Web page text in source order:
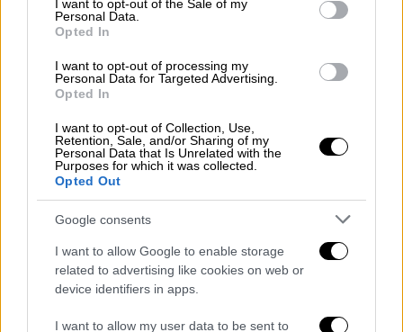
I want to opt-out of the Sale of my
Personal Data.
Opted In
I want to opt-out of processing my
Personal Data for Targeted Advertising.
Opted In
I want to opt-out of Collection, Use,
Retention, Sale, and/or Sharing of my
Personal Data that Is Unrelated with the
Purposes for which it was collected.
Opted Out
Google consents
I want to allow Google to enable storage
related to advertising like cookies on web or
device identifiers in apps.
I want to allow my user data to be sent to
Ο 69χρονοςηθοποιός
εθεάθη αυτή την
εβδομάδα να χρησιμοποιεί το μετρό της
Νέας Υόρκης,επιλέγοντας έναν απόλυτα
ταπεινό τρόπο μετακίνησης μέσα στην
Ο κάτοχος δύο Όσκαρ, που η προσωπική του
περιουσία εκτιμάται γύρω στα 400
εκατομμύρια δολάρια,επιβιβάστηκε στο
βαγόνι φορώντας ένα χακί μπουφάν, γκρι
πουλόβερ, μαύρο παντελόνι και ένα πράσινο
καπέλοYankees, ολοκληρώνοντας την
εμφάνισή του με διαφανή γυαλιά και
προστατευτική μάσκα. Παρά την κάλυψη του